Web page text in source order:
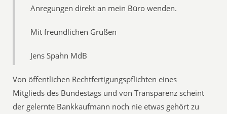
Anregungen direkt an mein Büro wenden.
Mit freundlichen Grüßen
Jens Spahn MdB
Von öffentlichen Rechtfertigungspflichten eines
Mitglieds des Bundestags und von Transparenz scheint
der gelernte Bankkaufmann noch nie etwas gehört zu